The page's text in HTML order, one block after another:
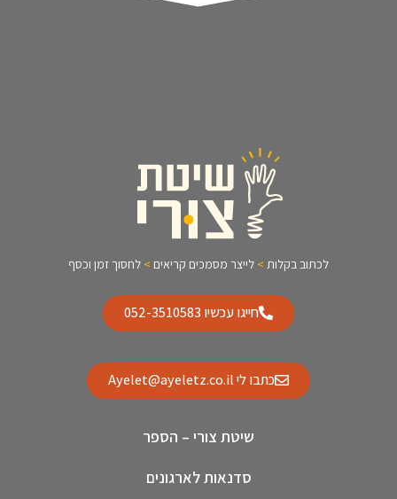
לכתוב בקלות > לייצר מסמכים קריאים > לחסוך זמן וכסף
חייגו עכשיו 052-3510583
כתבו לי Ayelet@ayeletz.co.il
שיטת צורי – הספר
סדנאות לארגונים